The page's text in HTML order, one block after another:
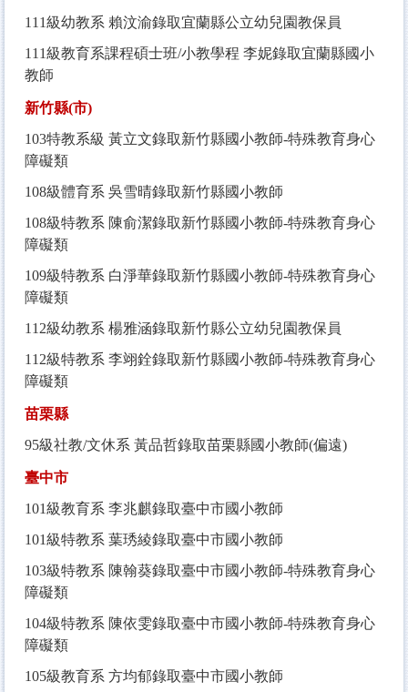
111級幼教系 賴汶渝錄取宜蘭縣公立幼兒園教保員
111級教育系課程碩士班/小教學程 李妮錄取宜蘭縣國小
教師
新竹縣(市)
103特教系級 黃立文錄取新竹縣國小教師-特殊教育身心
障礙類
108級體育系 吳雪晴錄取新竹縣國小教師
108級特教系 陳俞潔錄取新竹縣國小教師-特殊教育身心
障礙類
109級特教系 白淨華錄取新竹縣國小教師-特殊教育身心
障礙類
112級幼教系 楊雅涵錄取新竹縣公立幼兒園教保員
112級特教系 李翊銓錄取新竹縣國小教師-特殊教育身心
障礙類
苗栗縣
95級社教/文休系 黃品哲錄取苗栗縣國小教師(偏遠)
臺中市
101級教育系 李兆麒錄取臺中市國小教師
101級特教系 葉琇綾錄取臺中市國小教師
103級特教系 陳翰葵錄取臺中市國小教師-特殊教育身心
障礙類
104級特教系 陳依雯錄取臺中市國小教師-特殊教育身心
障礙類
105級教育系 方均郁錄取臺中市國小教師